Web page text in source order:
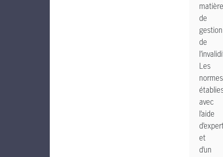
matière
de
gestion
de
Les
avec
l’aide
et
d’un